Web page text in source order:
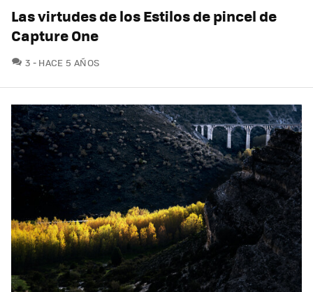
Las virtudes de los Estilos de pincel de
Capture One
3 COMENTARIOS
HACE 5 AÑOS